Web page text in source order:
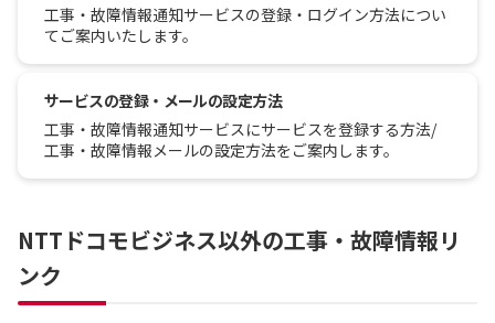
工事・故障情報通知サービスの登録・ログイン方法につい
てご案内いたします。
サービスの登録・メールの設定方法
工事・故障情報通知サービスにサービスを登録する方法/
工事・故障情報メールの設定方法をご案内します。
NTTドコモビジネス以外の工事・故障情報リ
ンク